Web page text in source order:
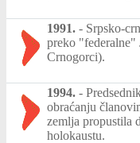
1991. - Srpsko-
preko
Crnogorci).
1994. -
obraćanju
zemlja propustila
holokaustu.